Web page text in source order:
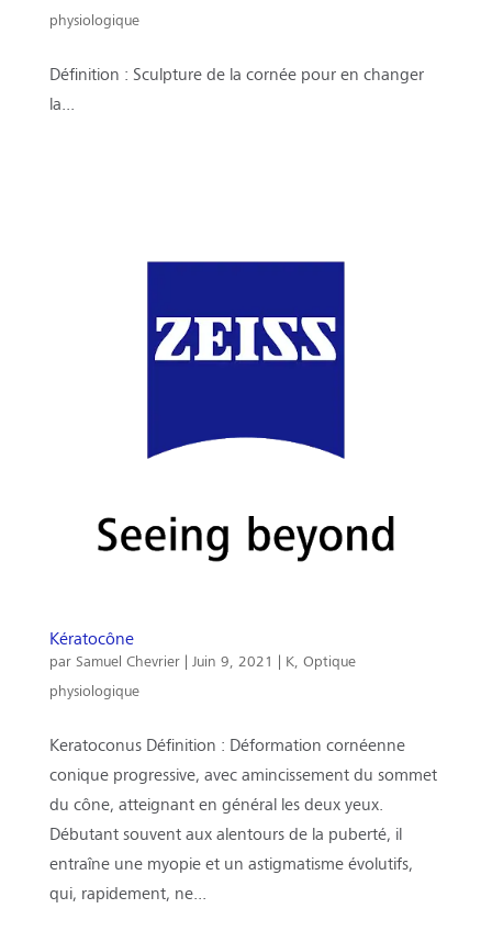
physiologique
Définition : Sculpture de la cornée pour en changer
la...
Kératocône
par Samuel Chevrier| Juin 9, 2021 | K, Optique
physiologique
Keratoconus Définition : Déformation cornéenne
conique progressive, avec amincissement du sommet
du cône, atteignant en général les deux yeux.
Débutant souvent aux alentours de la puberté, il
entraîne une myopie et un astigmatisme évolutifs,
qui, rapidement, ne...